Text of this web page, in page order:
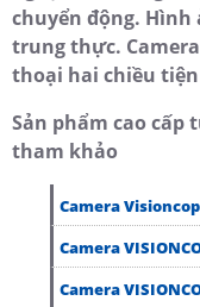
chuyển động. Hình
trung thực.
thoại hai chiều
Sản phẩm cao cấp
tham khảo
Camera
Camera
Camera